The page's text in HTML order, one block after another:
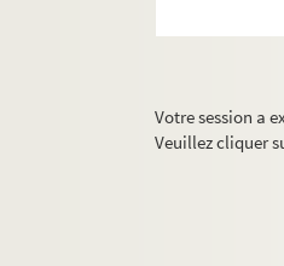
Votre session a
Veuillez cliquer